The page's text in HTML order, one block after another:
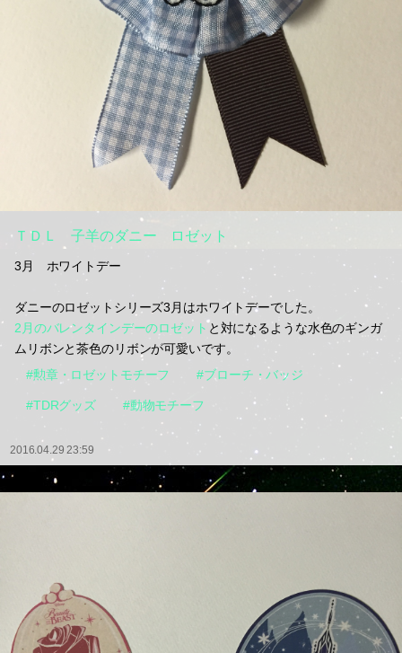
ＴＤＬ 子羊のダニー ロゼット
3月 ホワイトデー
ダニーのロゼットシリーズ3月はホワイトデーでした。
2月のバレンタインデーのロゼット と対になるような水色のギンガ
ムリボンと茶色のリボンが可愛いです。
#勲章・ロゼットモチーフ
#ブローチ・バッジ
#TDRグッズ #動物モチーフ
2016.04.29 23:59